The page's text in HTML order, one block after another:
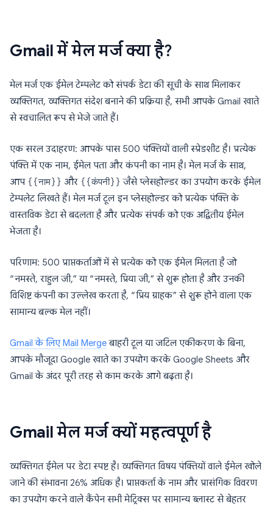
Gmail में मेल मर्ज क्या है?
मेल मर्ज एक ईमेल टेम्पलेट को संपर्क डेटा की सूची के साथ मिलाकर
व्यक्तिगत, व्यक्तिगत संदेश बनाने की प्रक्रिया है, सभी आपके Gmail खाते
से स्वचालित रूप से भेजे जाते हैं।
एक सरल उदाहरण: आपके पास 500 पंक्तियों वाली स्प्रेडशीट है। प्रत्येक
पंक्ति में एक नाम, ईमेल पता और कंपनी का नाम है। मेल मर्ज के साथ,
आप {{नाम}} और {{कंपनी}} जैसे प्लेसहोल्डर का उपयोग करके ईमेल
टेम्पलेट लिखते हैं। मेल मर्ज टूल इन प्लेसहोल्डर को प्रत्येक पंक्ति के
वास्तविक डेटा से बदलता है और प्रत्येक संपर्क को एक अद्वितीय ईमेल
भेजता है।
परिणाम: 500 प्राप्तकर्ताओं में से प्रत्येक को एक ईमेल मिलता है जो
“नमस्ते, राहुल जी,” या “नमस्ते, प्रिया जी,” से शुरू होता है और उनकी
विशिष्ट कंपनी का उल्लेख करता है, “प्रिय ग्राहक” से शुरू होने वाला एक
सामान्य बल्क मेल नहीं।
Gmail के लिए Mail Mergeबाहरी टूल या जटिल एकीकरण के बिना,
आपके मौजूदा Google खाते का उपयोग करके Google Sheets और
Gmail के अंदर पूरी तरह से काम करके आगे बढ़ता है।
Gmail मेल मर्ज क्यों महत्वपूर्ण है
व्यक्तिगत ईमेल पर डेटा स्पष्ट है। व्यक्तिगत विषय पंक्तियों वाले ईमेल खोले
जाने की संभावना 26% अधिक है। प्राप्तकर्ता के नाम और प्रासंगिक विवरण
का उपयोग करने वाले कैंपेन सभी मेट्रिक्स पर सामान्य ब्लास्ट से बेहतर